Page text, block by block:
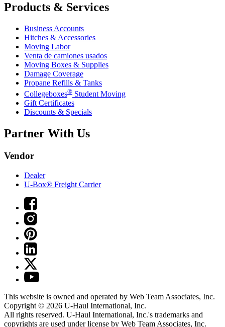
Products & Services
Business Accounts
Hitches & Accessories
Moving Labor
Venta de camiones usados
Moving Boxes & Supplies
Damage Coverage
Propane Refills & Tanks
Collegeboxes® Student Moving
Gift Certificates
Discounts & Specials
Partner With Us
Vendor
Dealer
U-Box® Freight Carrier
This website is owned and operated by Web Team Associates, Inc.
Copyright © 2026 U-Haul International, Inc.
All rights reserved. U-Haul International, Inc.'s trademarks and
copyrights are used under license by Web Team Associates, Inc.